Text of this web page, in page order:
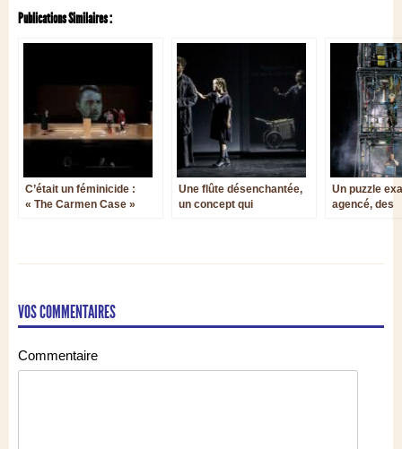
Publications Similaires :
C’était un féminicide :
« The Carmen Case »
Une flûte désenchantée,
un concept qui
Festival d’art lyrique
Un puzzle
agencé, des
confondante
VOS COMMENTAIRES
Commentaire